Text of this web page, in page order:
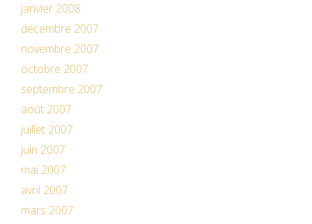
janvier 2008
décembre 2007
novembre 2007
octobre 2007
septembre 2007
août 2007
juillet 2007
juin 2007
mai 2007
avril 2007
mars 2007